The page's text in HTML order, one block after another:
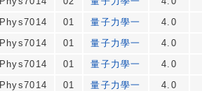
Phys7014 01 量子力學一
4.0
Phys7014 01 量子力學一
4.0
Phys7014 01 量子力學一
4.0
Phys7014 01 量子力學一
4.0